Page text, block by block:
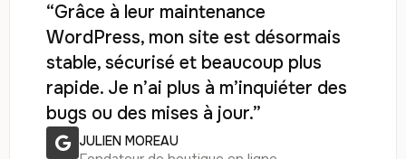
“Grâce à leur maintenance
WordPress, mon site est désormais
stable, sécurisé et beaucoup plus
rapide. Je n’ai plus à m’inquiéter des
bugs ou des mises à jour.”
JULIEN MOREAU